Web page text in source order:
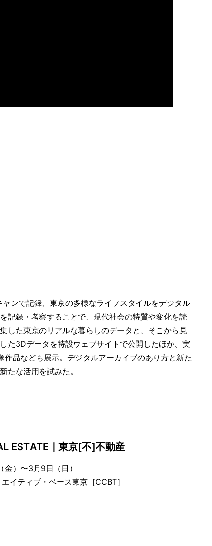
ンで記録、東京の多様なライフスタイルをデジタル
記録・考察することで、現代社会の特質や変化を読
した東京のリアルな暮らしのデータと、そこから見
た3Dデータを特設ウェブサイトで公開したほか、実
品なども展示。デジタルアーカイブのあり方と新た
たな活用を試みた。
ESTATE｜東京[不]不動産
）〜3月9日（日）
イティブ・ベース東京［CCBT］